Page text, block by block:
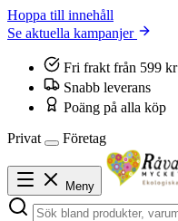
Hoppa till innehåll
Se aktuella kampanjer
Fri frakt från 599 kr
Snabb leverans
Poäng på alla köp
Privat
Företag
Meny